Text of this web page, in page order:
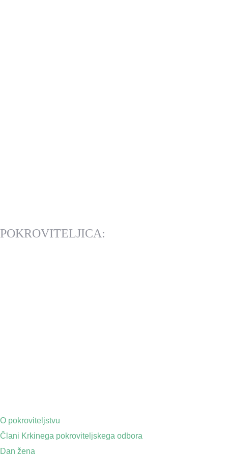
POKROVITELJICA:
O pokroviteljstvu
Člani Krkinega pokroviteljskega odbora
Dan žena